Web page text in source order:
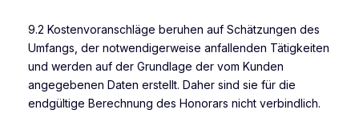
9.2 Kostenvoranschläge beruhen auf Schätzungen des
Umfangs, der notwendigerweise anfallenden Tätigkeiten
und werden auf der Grundlage der vom Kunden
angegebenen Daten erstellt. Daher sind sie für die
endgültige Berechnung des Honorars nicht verbindlich.